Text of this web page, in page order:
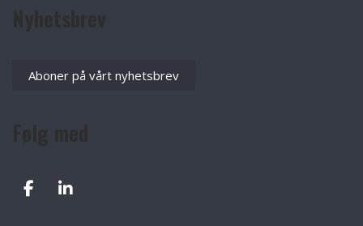
Aboner på vårt nyhetsbrev